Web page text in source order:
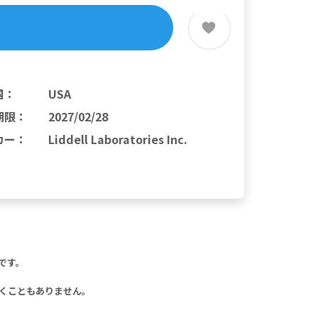
：
USA
限：
2027/02/28
ー ： Liddell Laboratories Inc.
。
ともありません。